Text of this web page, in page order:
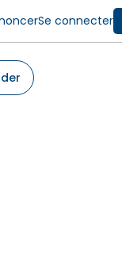
Se connecter